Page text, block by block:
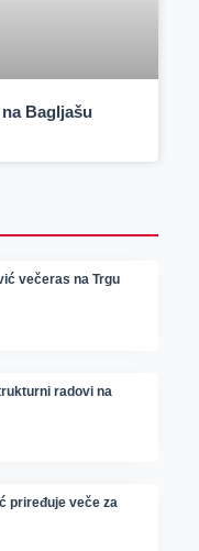
Bagljašu
večeras na Trgu
radovi na
priređuje veče za